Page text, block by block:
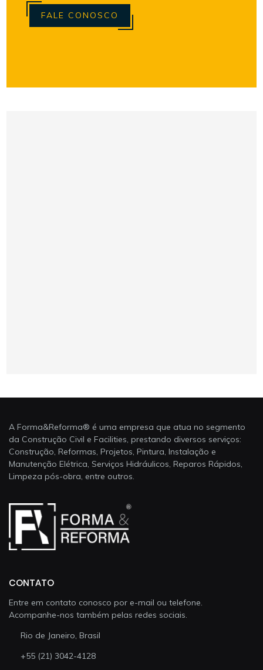
FALE CONOSCO
A Forma&Reforma® é uma empresa que atua no segmento
da Construção Civil e Facilities, prestando diversos serviços:
Construção, Reformas, Projetos, Pintura, Instalação e
Manutenção Elétrica, Serviços Hidráulicos, Reparos Rápidos,
Limpeza pós-obra, entre outros.
CONTATO
Entre em contato conosco por e-mail ou telefone.
Acompanhe-nos também pelas redes sociais.
Rio de Janeiro, Brasil
+55 (21) 3042-4128